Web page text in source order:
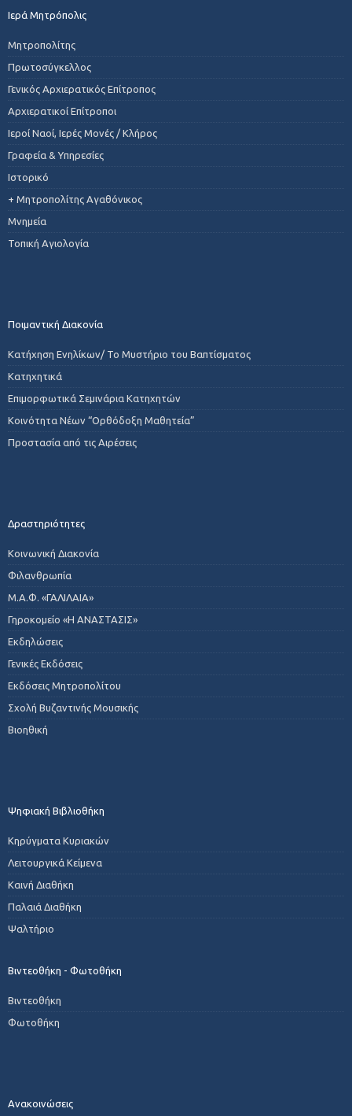
Ιερά Μητρόπολις
Μητροπολίτης
Πρωτοσύγκελλος
Γενικός Αρχιερατικός Επίτροπος
Αρχιερατικοί Επίτροποι
Ιεροί Ναοί, Ιερές Μονές / Κλήρος
Γραφεία & Υπηρεσίες
Ιστορικό
+ Μητροπολίτης Αγαθόνικος
Μνημεία
Τοπική Αγιολογία
Ποιμαντική Διακονία
Κατήχηση Ενηλίκων/ Το Μυστήριο του Βαπτίσματος
Κατηχητικά
Επιμορφωτικά Σεμινάρια Κατηχητών
Κοινότητα Νέων “Ορθόδοξη Μαθητεία”
Προστασία από τις Αιρέσεις
Δραστηριότητες
Κοινωνική Διακονία
Φιλανθρωπία
Μ.Α.Φ. «ΓΑΛΙΛΑΙΑ»
Γηροκομείο «Η ΑΝΑΣΤΑΣΙΣ»
Εκδηλώσεις
Γενικές Εκδόσεις
Εκδόσεις Μητροπολίτου
Σχολή Βυζαντινής Μουσικής
Βιοηθική
Ψηφιακή Βιβλιοθήκη
Κηρύγματα Κυριακών
Λειτουργικά Κείμενα
Καινή Διαθήκη
Παλαιά Διαθήκη
Ψαλτήριο
Βιντεοθήκη - Φωτοθήκη
Βιντεοθήκη
Φωτοθήκη
Ανακοινώσεις